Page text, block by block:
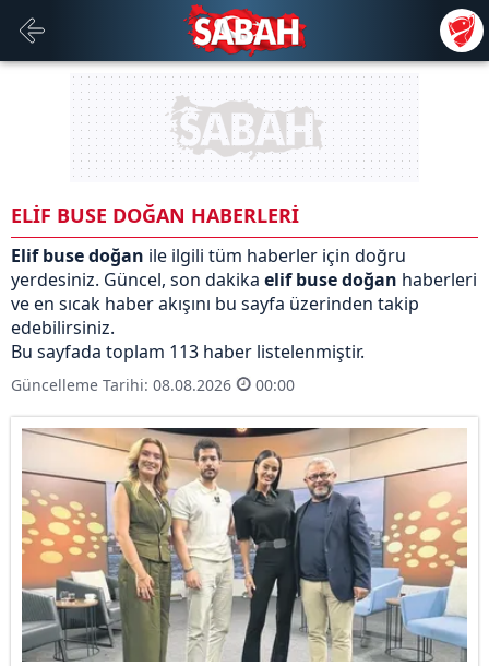
ELİF BUSE DOĞAN HABERLERİ
Elif buse doğan ile ilgili tüm haberler için doğru
yerdesiniz. Güncel, son dakika elif buse doğan haberleri
ve en sıcak haber akışını bu sayfa üzerinden takip
edebilirsiniz.
Bu sayfada toplam 113 haber listelenmiştir.
Güncelleme Tarihi: 08.08.2026 00:00